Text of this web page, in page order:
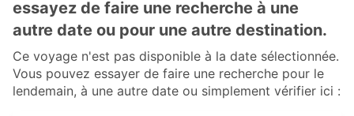
essayez de faire une recherche à une
autre date ou pour une autre destination.
Ce voyage n'est pas disponible à la date sélectionnée.
Vous pouvez essayer de faire une recherche pour le
lendemain, à une autre date ou simplement vérifier ici :